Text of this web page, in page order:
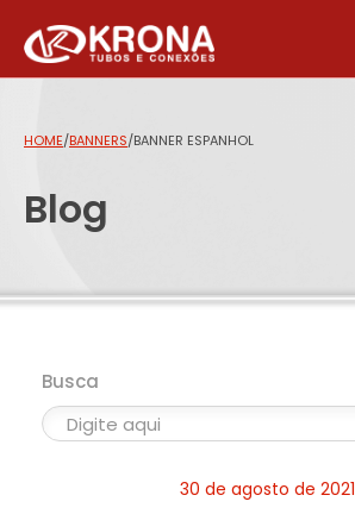
HOME/BANNERS/BANNER ESPANHOL
Blog
Busca
30 de agosto de 2021